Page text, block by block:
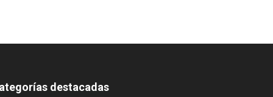
destacadas